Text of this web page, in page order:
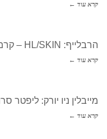
קרא עוד ←
הרבלייף: HL/SKIN – קרם לילה
קרא עוד ←
מייבלין ניו יורק: ליפטר
קרא עוד ←